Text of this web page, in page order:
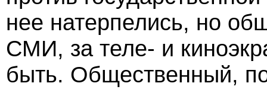
нее натерпелись, но
СМИ, за теле- и
быть. Общественный,